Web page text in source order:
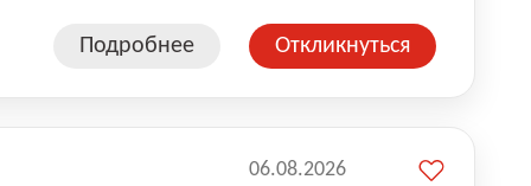
сети, где
Ozon
Подробнее Откликнуться
06.08.2026